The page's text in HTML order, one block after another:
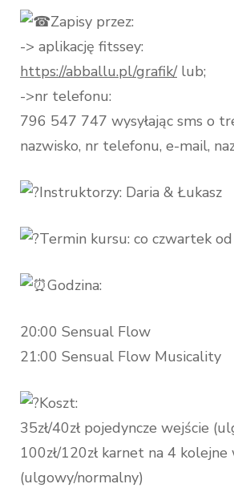
Zapisy przez:
-> aplikację fitssey:
https://abballu.pl/grafik/lub;
->nr telefonu:
796 547 747 wysyłając sms o
nazwisko, nr telefonu, e-mail,
Instruktorzy: Daria & Łukasz
Termin kursu: co czwartek
Godzina:
20:00 Sensual Flow
21:00 Sensual Flow Musicality
Koszt:
35zł/40zł pojedyncze wejście
100zł/120zł karnet na 4 kolejne
(ulgowy/normalny)